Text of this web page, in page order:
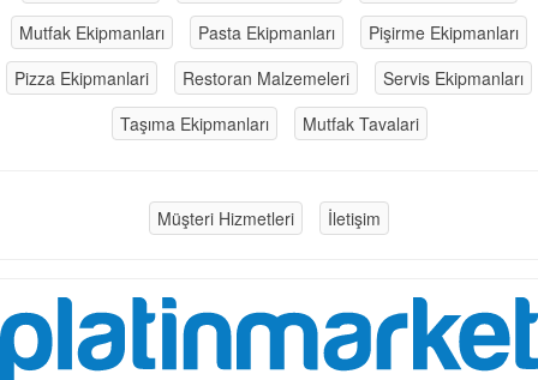
Mutfak Ekipmanları
Pasta Ekipmanları
Pişirme Ekipmanları
Pizza Ekipmanlari
Restoran Malzemeleri
Servis Ekipmanları
Taşıma Ekipmanları
Mutfak Tavalari
Müşteri Hizmetleri İletişim